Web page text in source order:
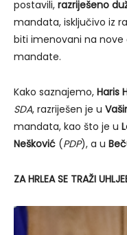
postavili, razriješeno
mandata, isključivo iz
biti imenovani na
mandate.
Kako saznajemo, Haris
SDA, razriješen je u
mandata, kao što je u
Nešković (PDP), a u
ZA HRLEA SE TRAŽI